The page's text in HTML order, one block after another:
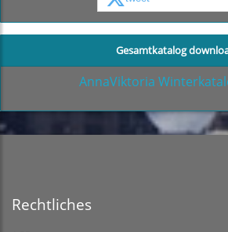
Gesamtkatalog
AnnaViktoria
Rechtliches